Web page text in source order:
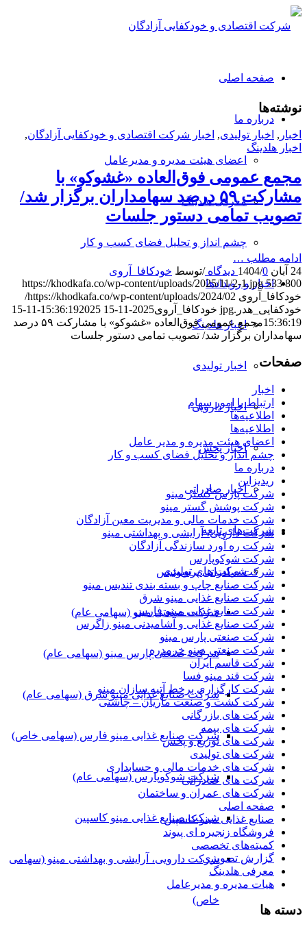
صفحه اصلی
درباره ما
اعضای هیئت مدیره و مدیرعامل
معرفی هلدینگ
چشم انداز و تحلیل فضای کسب و کار
اخبار و رویدادها
اخبار هلدینگ
اخبار تولیدی
اخبار دارویی
اخبار پخش
اخبار صادراتی
شرکت‌های تابعه
شرکت های تولیدی
شرکت صنعتی مینو (سهامی عام)
شرکت صنعتی پارس مینو (سهامی عام)
شرکت صنایع غذایی مینو شرق (سهامی عام)
شرکت صنایع غذایی مینو فارس (سهامی خاص)
شرکت شوکوپارس (سهامی عام)
شرکت صنایع غذایی مینو کاسپین
شرکت دارویی، آرایشی و بهداشتی مینو (سهامی
خاص)
نوشته‌ها
اخبار , اخبار تولیدی, اخبار شرکت اقتصادی و خودکفایی آزادگان,
اخبار هلدینگ
مجمع عمومی فوق‌العاده «غشوکو» با
مشارکت ۵۹ درصد سهامداران برگزار شد/
تصویب تمامی دستور جلسات
ادامه مطلب …
24 آبان 1404
/0 دیدگاه /توسط خودکافا_آر‌وی
https://khodkafa.co/wp-content/uploads/2025/11/2-1.jpg 533 800
خودکافا_آر‌وی
https://khodkafa.co/wp-content/uploads/2024/02/
خودکفایی_هدر.jpg
خودکافا_آر‌وی2025-11-15 15:36:19
2025-11-15
15:36:19
مجمع عمومی فوق‌العاده «غشوکو» با مشارکت ۵۹ درصد
سهامداران برگزار شد/ تصویب تمامی دستور جلسات
صفحات
اخبار
ارتباط با امور سهام
اطلاعیه‌ها
اطلاعیه‌ها
اعضای هیئت مدیره و مدیر عامل
چشم انداز و تحلیل فضای کسب و کار
درباره ما
ریدیزاین
شرکت پارس گستر مینو
شرکت پوشش گستر مینو
شرکت خدمات مالی و مدیریت معین آزادگان
شرکت دارویی، آرایشی و بهداشتی مینو
شرکت ره آورد سازندگی آزادگان
شرکت شوکوپارس
شرکت صادراتی پرسوئیس
شرکت صنایع چاپ و بسته بندی تندیس مینو
شرکت صنایع غذایی مینو شرق
شرکت صنایع غذایی مینو فارس
شرکت صنایع غذایی و آشامیدنی مینو زاگرس
شرکت صنعتی پارس مینو
شرکت صنعتی مینو خرمدره
شرکت قاسم ایران
شرکت قند مینو فسا
شرکت کارگزاری برخط آتیه سازان مینو
شرکت کشت و صنعت ماریان – چاشنی
شرکت های بازرگانی
شرکت های بیمه
شرکت های توزیع و پخش
شرکت های تولیدی
شرکت های خدمات مالی و حسابداری
شرکت های صادراتی
شرکت های عمران و ساختمان
صفحه اصلی
صنایع غذایی مینو کاسپین
فروشگاه زنجیره ای پیوند
کمیته‌های تخصصی
گزارش تصویری
معرفی هلدینگ
هیات مدیره و مدیرعامل
دسته ها